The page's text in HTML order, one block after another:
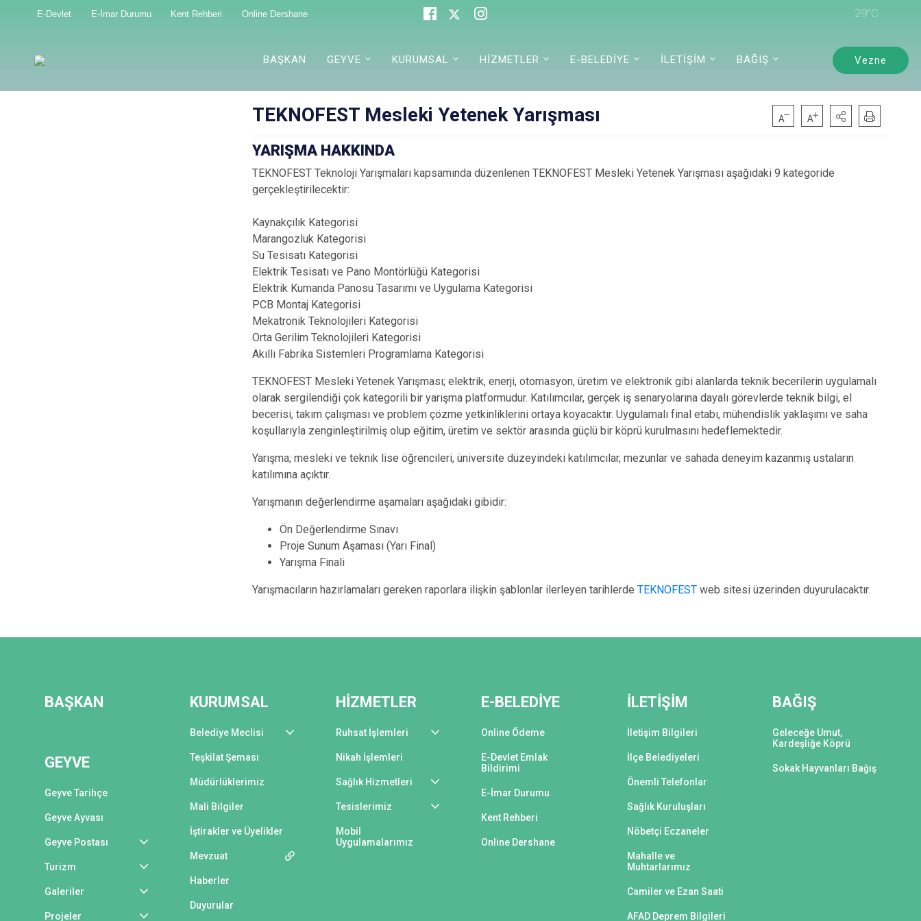
E-Devlet E-İmar Durumu Kent Rehberi Online Dershane 29°C
BAŞKAN GEYVE KURUMSAL HİZMETLER E-BELEDİYE İLETİŞİM BAĞIŞ Vezne
TEKNOFEST Mesleki Yetenek Yarışması
YARIŞMA HAKKINDA
TEKNOFEST Teknoloji Yarışmaları kapsamında düzenlenen TEKNOFEST Mesleki Yetenek Yarışması aşağıdaki 9 kategoride
gerçekleştirilecektir:
Kaynakçılık Kategorisi
Marangozluk Kategorisi
Su Tesisatı Kategorisi
Elektrik Tesisatı ve Pano Montörlüğü Kategorisi
Elektrik Kumanda Panosu Tasarımı ve Uygulama Kategorisi
PCB Montaj Kategorisi
Mekatronik Teknolojileri Kategorisi
Orta Gerilim Teknolojileri Kategorisi
Akıllı Fabrika Sistemleri Programlama Kategorisi
TEKNOFEST Mesleki Yetenek Yarışması; elektrik, enerji, otomasyon, üretim ve elektronik gibi alanlarda teknik becerilerin uygulamalı
olarak sergilendiği çok kategorili bir yarışma platformudur. Katılımcılar, gerçek iş senaryolarına dayalı görevlerde teknik bilgi, el
becerisi, takım çalışması ve problem çözme yetkinliklerini ortaya koyacaktır. Uygulamalı final etabı, mühendislik yaklaşımı ve saha
koşullarıyla zenginleştirilmiş olup eğitim, üretim ve sektör arasında güçlü bir köprü kurulmasını hedeflemektedir.
Yarışma; mesleki ve teknik lise öğrencileri, üniversite düzeyindeki katılımcılar, mezunlar ve sahada deneyim kazanmış ustaların
katılımına açıktır.
Yarışmanın değerlendirme aşamaları aşağıdaki gibidir:
Ön Değerlendirme Sınavı
Proje Sunum Aşaması (Yarı Final)
Yarışma Finali
Yarışmacıların hazırlamaları gereken raporlara ilişkin şablonlar ilerleyen tarihlerdeTEKNOFESTweb sitesi üzerinden duyurulacaktır.
BAŞKAN
GEYVE
Geyve Tarihçe
Geyve Ayvası
Geyve Postası
Turizm
Galeriler
Projeler
KURUMSAL
Belediye Meclisi
Teşkilat Şeması
Müdürlüklerimiz
Mali Bilgiler
İştirakler ve Üyelikler
Mevzuat
Haberler
Duyurular
HİZMETLER
Ruhsat İşlemleri
Nikah İşlemleri
Sağlık Hizmetleri
Tesislerimiz
Mobil
Uygulamalarımız
E-BELEDİYE
Online Ödeme
E-Devlet Emlak
Bildirimi
E-İmar Durumu
Kent Rehberi
Online Dershane
İLETİŞİM
İletişim Bilgileri
İlçe Belediyeleri
Önemli Telefonlar
Sağlık Kuruluşları
Nöbetçi Eczaneler
Mahalle ve
Muhtarlarımız
Camiler ve Ezan Saati
AFAD Deprem Bilgileri
BAĞIŞ
Geleceğe Umut,
Kardeşliğe Köprü
Sokak Hayvanları Bağış